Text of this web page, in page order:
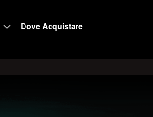
Dove Acquistare